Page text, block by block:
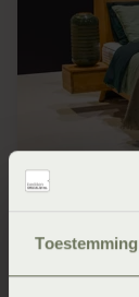
Toestemming